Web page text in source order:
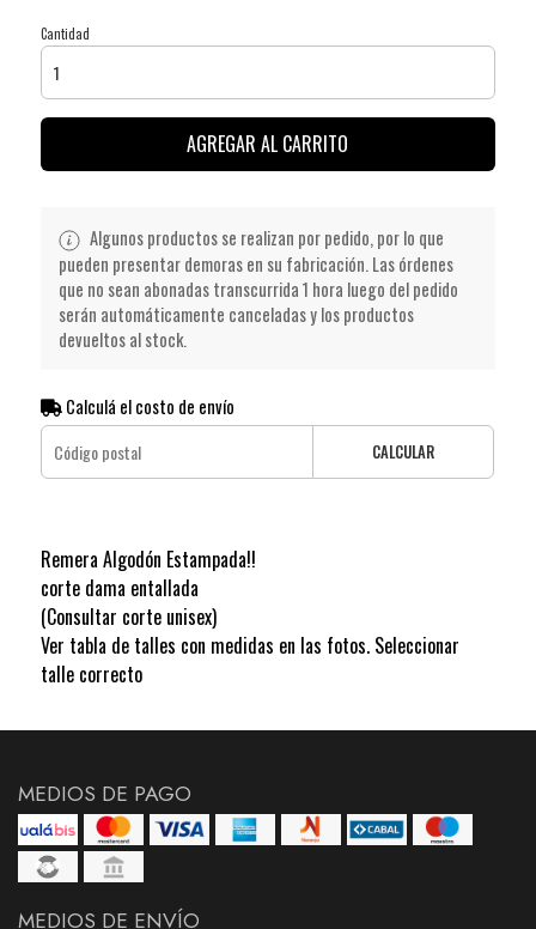
Cantidad
AGREGAR AL CARRITO
Algunos productos se realizan por pedido, por lo que
pueden presentar demoras en su fabricación. Las órdenes
que no sean abonadas transcurrida 1 hora luego del pedido
serán automáticamente canceladas y los productos
devueltos al stock.
Calculá el costo de envío
CALCULAR
Remera Algodón Estampada!!
corte dama entallada
(Consultar corte unisex)
Ver tabla de talles con medidas en las fotos. Seleccionar
talle correcto
MEDIOS DE PAGO
MEDIOS DE ENVÍO